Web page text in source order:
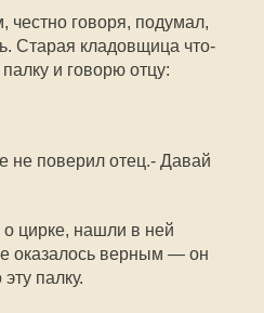
честно говоря, подумал,
Старая кладовщица что-
и говорю отцу:
поверил отец.- Давай
цирке, нашли в ней
оказалось верным — он
палку.